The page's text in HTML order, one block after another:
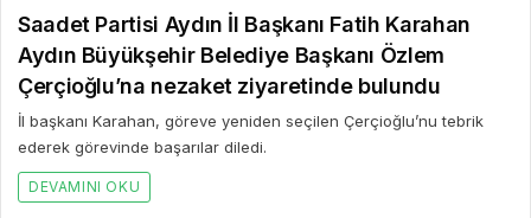
Saadet Partisi Aydın İl Başkanı Fatih Karahan
Aydın Büyükşehir Belediye Başkanı Özlem
Çerçioğlu’na nezaket ziyaretinde bulundu
İl başkanı Karahan, göreve yeniden seçilen Çerçioğlu’nu tebrik
ederek görevinde başarılar diledi.
DEVAMINI OKU